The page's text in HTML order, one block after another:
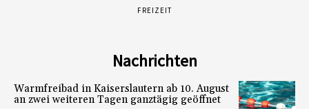
FREIZEIT
Nachrichten
Warmfreibad in Kaiserslautern ab 10. August
an zwei weiteren Tagen ganztägig geöffnet